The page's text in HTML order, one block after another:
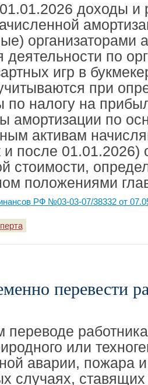
доходы и
организаторами
деятельности по
игр в
при
по налогу на
амортизации по
активам
и после 01.01.2026)
стоимости,
положениями
РФ №03-03-07/38332 от
перевести
или
аварии, пожара
случаях, ставящих